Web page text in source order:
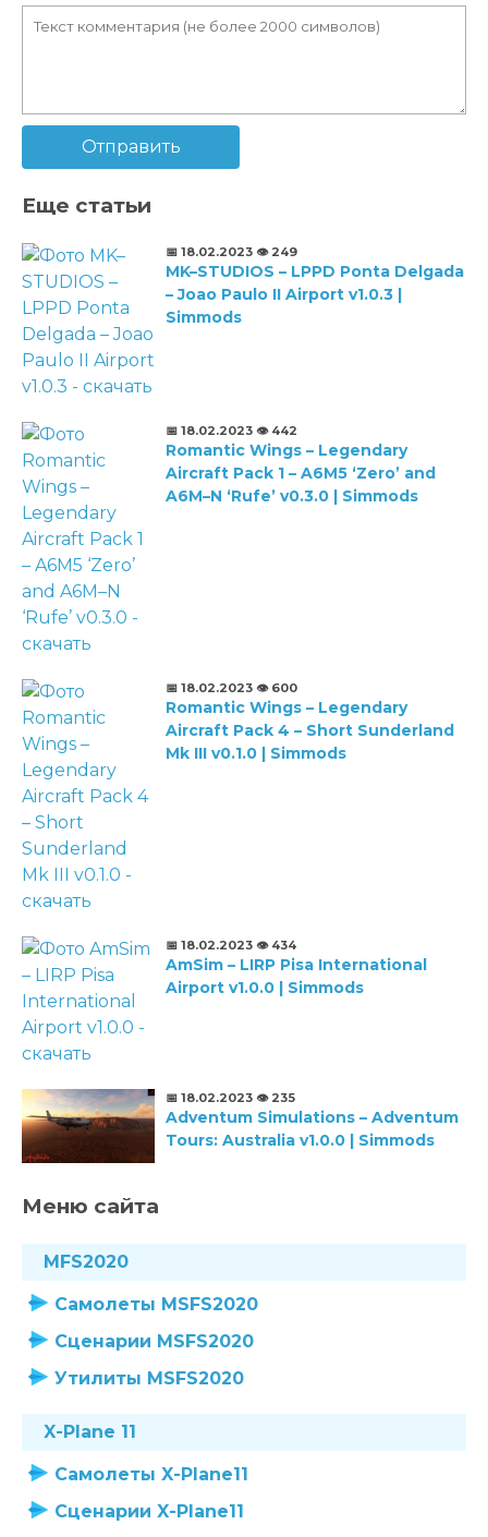
Отправить
Еще статьи
📅 18.02.2023 👁️ 249
MK–STUDIOS – LPPD Ponta Delgada
– Joao Paulo II Airport v1.0.3 |
Simmods
📅 18.02.2023 👁️ 442
Romantic Wings – Legendary
Aircraft Pack 1 – A6M5 ‘Zero’ and
A6M–N ‘Rufe’ v0.3.0 | Simmods
📅 18.02.2023 👁️ 600
Romantic Wings – Legendary
Aircraft Pack 4 – Short Sunderland
Mk III v0.1.0 | Simmods
📅 18.02.2023 👁️ 434
AmSim – LIRP Pisa International
Airport v1.0.0 | Simmods
📅 18.02.2023 👁️ 235
Adventum Simulations – Adventum
Tours: Australia v1.0.0 | Simmods
Меню сайта
MFS2020
Самолеты MSFS2020
Сценарии MSFS2020
Утилиты MSFS2020
X-Plane 11
Самолеты X-Plane11
Сценарии X-Plane11